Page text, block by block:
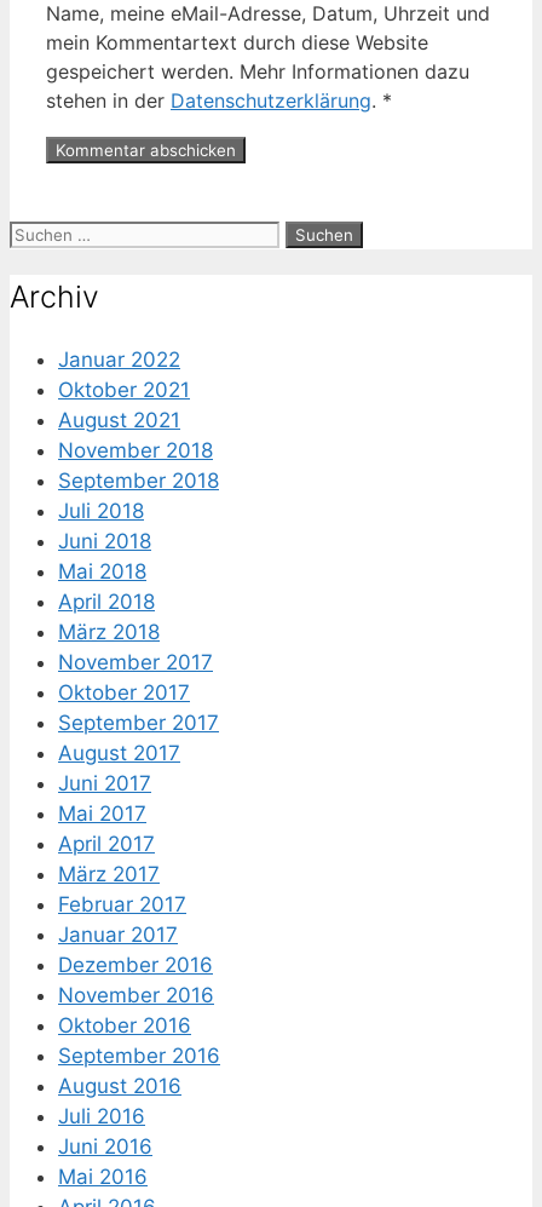
Name, meine eMail-Adresse, Datum, Uhrzeit und
mein Kommentartext durch diese Website
gespeichert werden. Mehr Informationen dazu
stehen in der Datenschutzerklärung. *
Suche
Archiv
Januar 2022
Oktober 2021
August 2021
November 2018
September 2018
Juli 2018
Juni 2018
Mai 2018
April 2018
März 2018
November 2017
Oktober 2017
September 2017
August 2017
Juni 2017
Mai 2017
April 2017
März 2017
Februar 2017
Januar 2017
Dezember 2016
November 2016
Oktober 2016
September 2016
August 2016
Juli 2016
Juni 2016
Mai 2016